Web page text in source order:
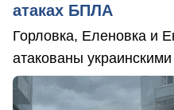
атаках БПЛА
Горловка, Еленовка и
атакованы